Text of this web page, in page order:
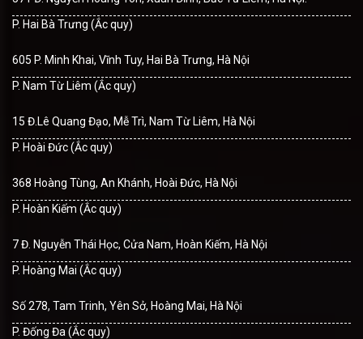
P. Hai Bà Trưng (Ắc quy)
605 P. Minh Khai, Vĩnh Tuy, Hai Bà Trưng, Hà Nội
P. Nam Từ Liêm (Ắc quy)
15 Đ.Lê Quang Đạo, Mễ Trì, Nam Từ Liêm, Hà Nội
P. Hoài Đức (Ắc quy)
368 Hoàng Tùng, An Khánh, Hoài Đức, Hà Nội
P. Hoàn Kiếm (Ắc quy)
7 Đ. Nguyễn Thái Học, Cửa Nam, Hoàn Kiếm, Hà Nội
P. Hoàng Mai (Ắc quy)
Số 278, Tam Trinh, Yên Sở, Hoàng Mai, Hà Nội
P. Đống Đa (Ắc quy)